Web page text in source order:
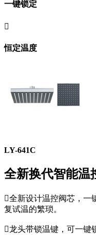
一键锁定

恒定温度
LY-641C
全新换代智能温
全新设计温控阀芯，一
复试温的繁琐。
龙头带锁温键，可一键